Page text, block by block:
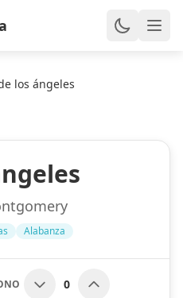
los ángeles
Alabanza
0